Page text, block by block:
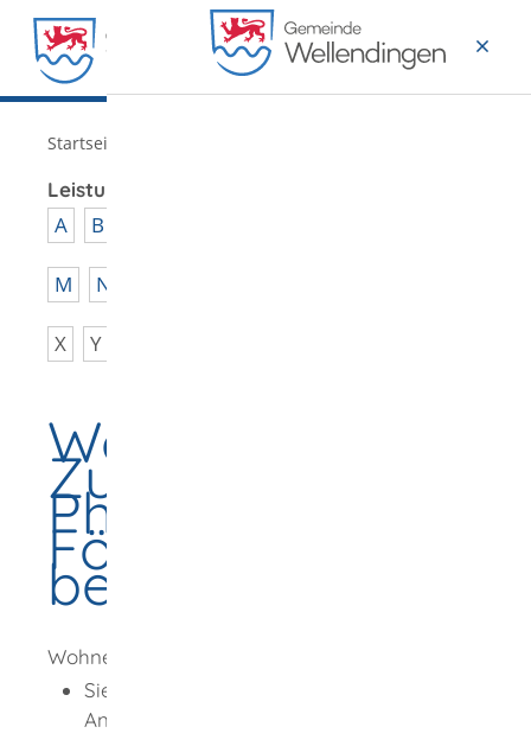
Startseite
Leistungen von A - Z
A B
M N
X Y
Wohnen mit
Zukunft:
Photovoltaik -
Förderdarlehen
beantragen
Wohnen mit Zukunft: Photovoltaik
Sie wollen an Ihrem Wohnhaus eine PV-
Anlage installieren.